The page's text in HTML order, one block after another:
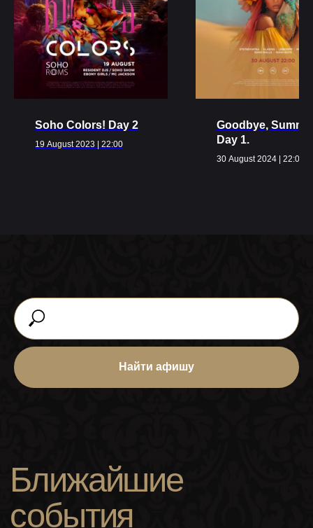
Soho Colors! Day 2
19 August 2023 | 22:00
Goodbye,
Day 1.
30 August 2024 | 22:00
Найти афишу
ВСЕ МЕРОПРИЯТИЯ